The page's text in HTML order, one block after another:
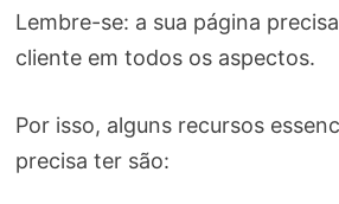
Lembre-se: a sua página
cliente em todos os aspectos.
Por isso, alguns recursos
precisa ter são: